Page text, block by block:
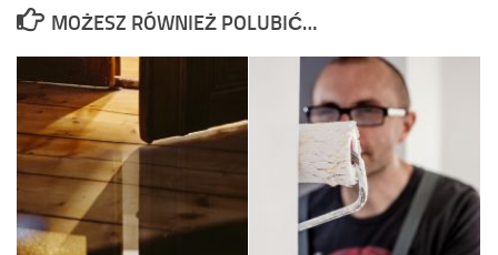
MOŻESZ RÓWNIEŻ POLUBIĆ…